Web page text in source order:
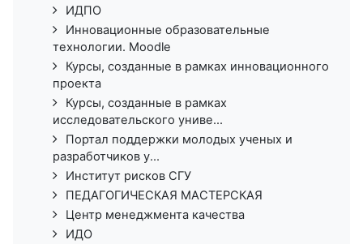
ИДПО
Инновационные образовательные
технологии. Moodle
Курсы, созданные в рамках инновационного
проекта
Курсы, созданные в рамках
исследовательского униве...
Портал поддержки молодых ученых и
разработчиков у...
Институт рисков СГУ
ПЕДАГОГИЧЕСКАЯ МАСТЕРСКАЯ
Центр менеджмента качества
ИДО